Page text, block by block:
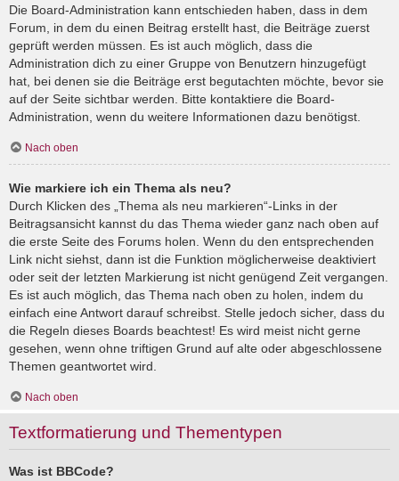
Die Board-Administration kann entschieden haben, dass in dem
Forum, in dem du einen Beitrag erstellt hast, die Beiträge zuerst
geprüft werden müssen. Es ist auch möglich, dass die
Administration dich zu einer Gruppe von Benutzern hinzugefügt
hat, bei denen sie die Beiträge erst begutachten möchte, bevor sie
auf der Seite sichtbar werden. Bitte kontaktiere die Board-
Administration, wenn du weitere Informationen dazu benötigst.
Nach oben
Wie markiere ich ein Thema als neu?
Durch Klicken des „Thema als neu markieren“-Links in der
Beitragsansicht kannst du das Thema wieder ganz nach oben auf
die erste Seite des Forums holen. Wenn du den entsprechenden
Link nicht siehst, dann ist die Funktion möglicherweise deaktiviert
oder seit der letzten Markierung ist nicht genügend Zeit vergangen.
Es ist auch möglich, das Thema nach oben zu holen, indem du
einfach eine Antwort darauf schreibst. Stelle jedoch sicher, dass du
die Regeln dieses Boards beachtest! Es wird meist nicht gerne
gesehen, wenn ohne triftigen Grund auf alte oder abgeschlossene
Themen geantwortet wird.
Nach oben
Textformatierung und Thementypen
Was ist BBCode?